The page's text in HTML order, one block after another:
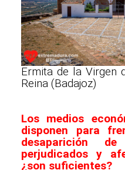
Ermita de la Virgen
Reina (Badajoz)
Los medios
disponen para
desaparición
perjudicados y
¿son suficientes?